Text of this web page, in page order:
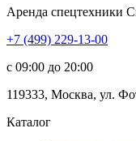
Аренда спецтехники
+7 (499) 229-13-00
c 09:00 до 20:00
119333, Москва, ул.
Каталог